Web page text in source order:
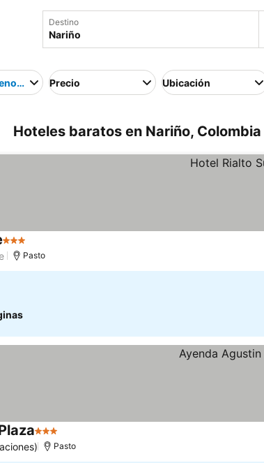
Destino
a mayorPrecio Ubicación
Hoteles baratos en Nariño, Colombia
3 Estrellas
Pasto
3 Estrellas
Pasto